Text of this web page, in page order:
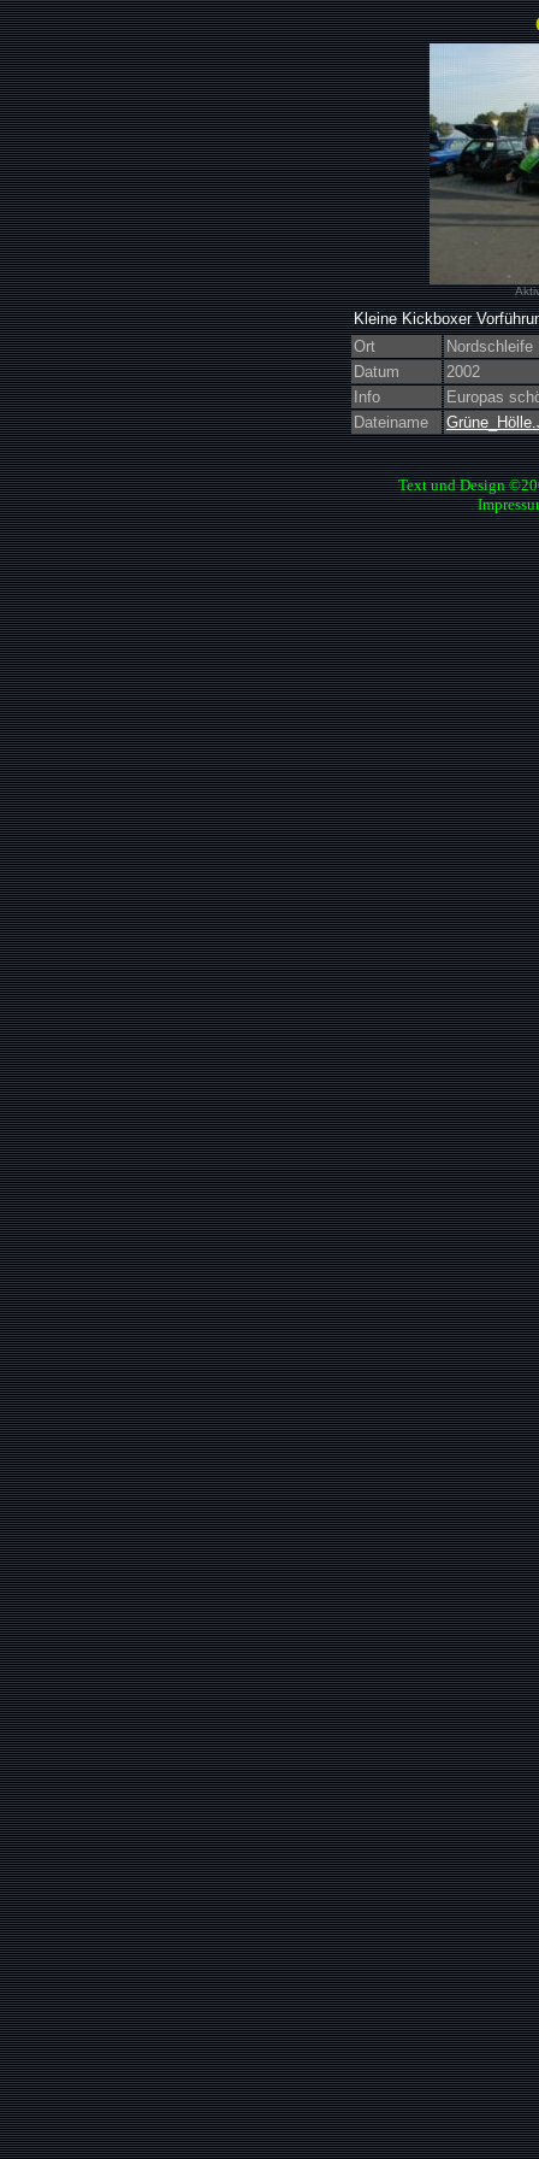
Kleine Kickboxer
Ort
Nordschleife
Datum
2002
Info
Europas
Dateiname
Text und Design